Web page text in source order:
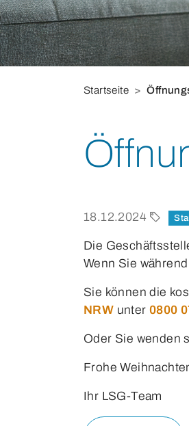
Startseite
18.12.2024
Die
Wenn Sie
Sie können die
NRW unter0800
Oder Sie wenden
Frohe
Ihr LSG-Team